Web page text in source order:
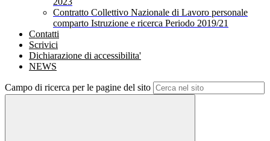
Contratto Collettivo Nazionale di Lavoro personale
comparto Istruzione e ricerca Periodo 2019/21
Contatti
Scrivici
Dichiarazione di accessibilita'
NEWS
Campo di ricerca per le pagine del sito